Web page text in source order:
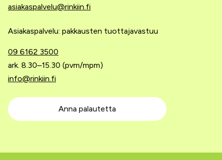
asiakaspalvelu@rinkiin.fi
Asiakaspalvelu: pakkausten tuottajavastuu
09 6162 3500
ark. 8.30–15.30 (pvm/mpm)
info@rinkiin.fi
Anna palautetta